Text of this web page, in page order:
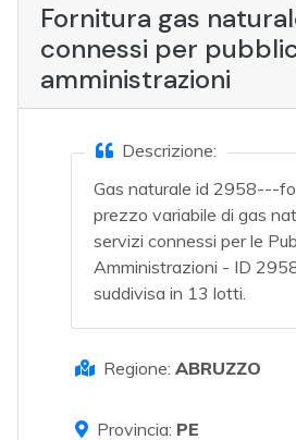
Fornitura gas
connessi per
amministrazioni
Descrizione:
Gas naturale id 2958---
prezzo variabile di gas
servizi connessi per le
Amministrazioni - ID
suddivisa in 13 lotti.
Regione: ABRUZZO
Provincia: PE